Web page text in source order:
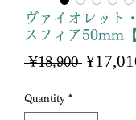
ヴァイオレット
スフィア50mm
¥18,900 Regular
Quantity *